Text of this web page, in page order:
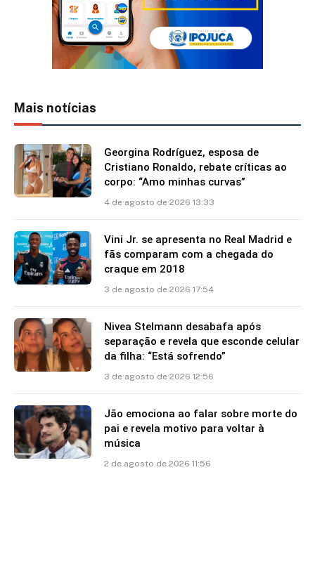
Mais notícias
Georgina Rodríguez, esposa de
Cristiano Ronaldo, rebate críticas ao
corpo: “Amo minhas curvas”
4 de agosto de 2026 13:33
Vini Jr. se apresenta no Real Madrid e
fãs comparam com a chegada do
craque em 2018
3 de agosto de 2026 17:54
Nivea Stelmann desabafa após
separação e revela que esconde celular
da filha: “Está sofrendo”
3 de agosto de 2026 12:56
Jão emociona ao falar sobre morte do
pai e revela motivo para voltar à
música
2 de agosto de 2026 11:56